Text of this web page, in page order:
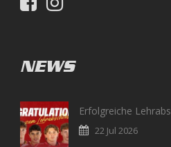
NEWS
Erfolgreiche
22 Jul 2026